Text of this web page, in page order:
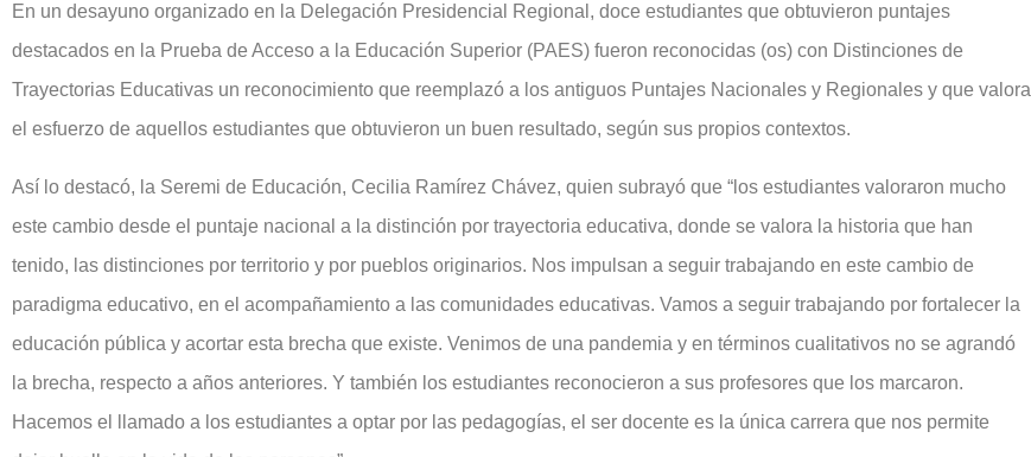
En un desayuno organizado en la Delegación Presidencial Regional, doce estudiantes que obtuvieron puntajes
destacados en la Prueba de Acceso a la Educación Superior (PAES) fueron reconocidas (os) con Distinciones de
Trayectorias Educativas un reconocimiento que reemplazó a los antiguos Puntajes Nacionales y Regionales y que valora
el esfuerzo de aquellos estudiantes que obtuvieron un buen resultado, según sus propios contextos.
Así lo destacó, la Seremi de Educación, Cecilia Ramírez Chávez, quien subrayó que “los estudiantes valoraron mucho
este cambio desde el puntaje nacional a la distinción por trayectoria educativa, donde se valora la historia que han
tenido, las distinciones por territorio y por pueblos originarios. Nos impulsan a seguir trabajando en este cambio de
paradigma educativo, en el acompañamiento a las comunidades educativas. Vamos a seguir trabajando por fortalecer la
educación pública y acortar esta brecha que existe. Venimos de una pandemia y en términos cualitativos no se agrandó
la brecha, respecto a años anteriores. Y también los estudiantes reconocieron a sus profesores que los marcaron.
Hacemos el llamado a los estudiantes a optar por las pedagogías, el ser docente es la única carrera que nos permite